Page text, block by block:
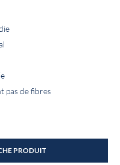
pas de fibres
PRODUIT